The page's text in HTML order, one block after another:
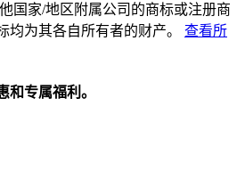
国家/地区附属公司的商标或注册商
均为其各自所有者的财产。 查看所
和专属福利。